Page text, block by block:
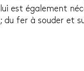
lui est également
; du fer à souder et